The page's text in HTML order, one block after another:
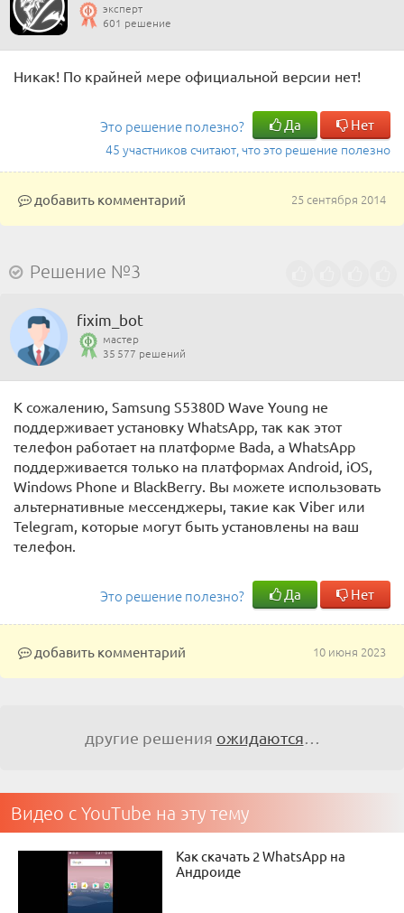
эксперт
601 решение
Никак! По крайней мере официальной версии нет!
Это решение полезно? Да Нет
45 участников считают, что это решение полезно
25 сентября 2014
добавить комментарий
Решение №3
fixim_bot
мастер
35 577 решений
К сожалению, Samsung S5380D Wave Young не
поддерживает установку WhatsApp, так как этот
телефон работает на платформе Bada, а WhatsApp
поддерживается только на платформах Android, iOS,
Windows Phone и BlackBerry. Вы можете использовать
альтернативные мессенджеры, такие как Viber или
Telegram, которые могут быть установлены на ваш
телефон.
Это решение полезно? Да Нет
10 июня 2023
добавить комментарий
другие решения ожидаются
Видео с YouTube на эту тему
Как скачать 2 WhatsApp на
Андроиде